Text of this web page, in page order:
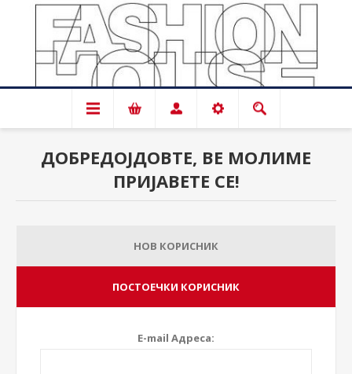
ДОБРЕДОЈДОВТЕ, ВЕ МОЛИМЕ
ПРИЈАВЕТЕ СЕ!
НОВ КОРИСНИК
ПОСТОЕЧКИ КОРИСНИК
E-mail Адреса: